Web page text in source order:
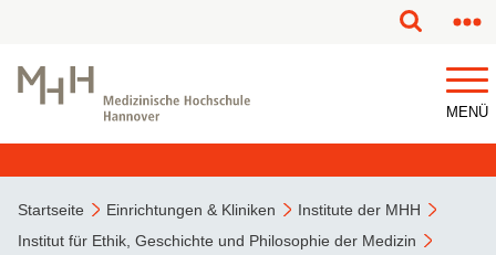
MENÜ
Startseite Einrichtungen & Kliniken
Institute der MHH
Institut für Ethik, Geschichte und Philosophie der Medizin